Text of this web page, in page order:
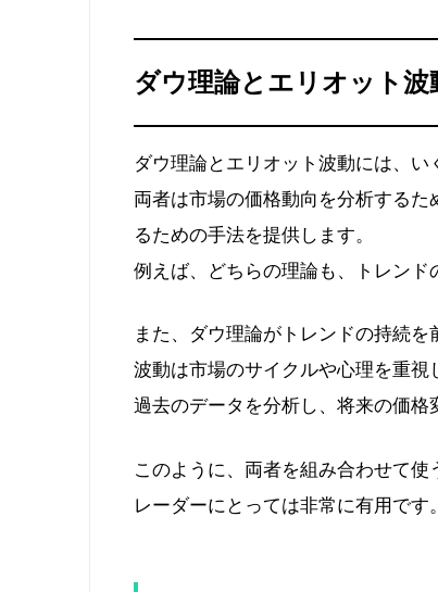
ダウ理論とエリオット波
ダウ理論とエリオット波動には、い
両者は市場の価格動向を分析する
るための手法を提供します。
例えば、どちらの理論も、トレンド
また、ダウ理論がトレンドの持続
波動は市場のサイクルや心理を重視
過去のデータを分析し、将来の価格
このように、両者を組み合わせて
レーダーにとっては非常に有用です。